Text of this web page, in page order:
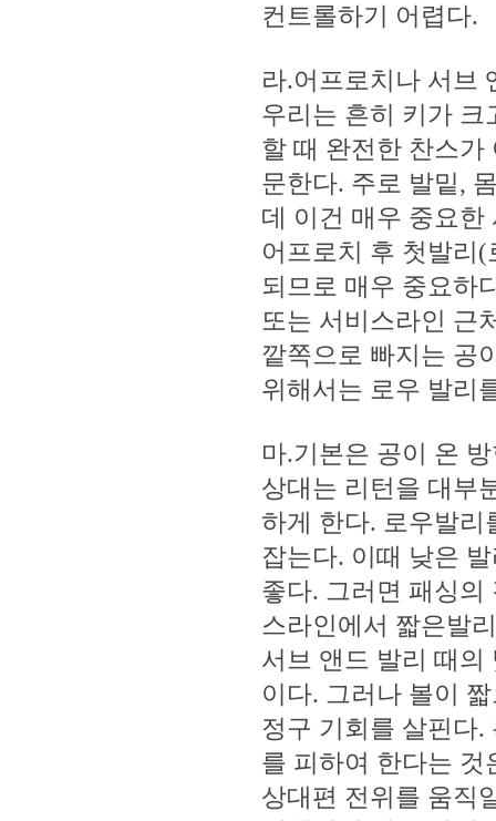
컨트롤하기 어렵다.
라.어프로치나 서브
우리는 흔히 키가
할 때 완전한 찬스
문한다. 주로 발밑,
데 이건 매우 중요한
어프로치 후 첫발리
되므로 매우 중요하
또는 서비스라인 근
깥쪽으로 빠지는 공
위해서는 로우 발리
마.기본은 공이 온
상대는 리턴을 대부
하게 한다. 로우발
잡는다. 이때 낮은
좋다. 그러면 패싱의
스라인에서 짧은발
서브 앤드 발리 때의
이다. 그러나 볼이
정구 기회를 살핀다.
를 피하여 한다는 것
상대편 전위를 움직